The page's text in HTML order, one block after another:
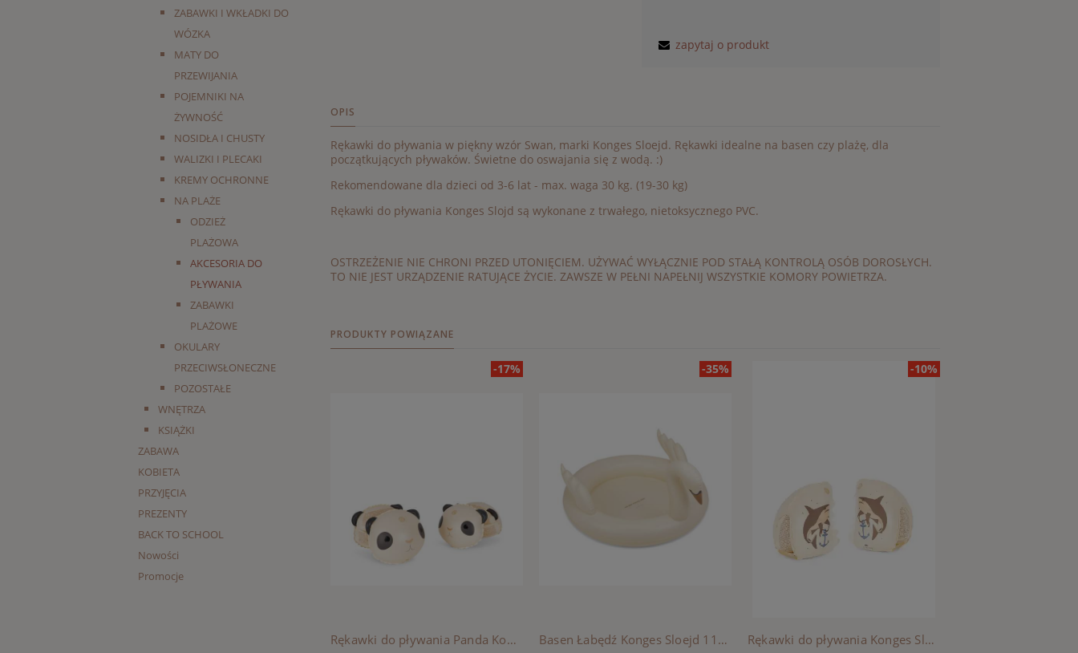
ZABAWKI I WKŁADKI DO
WÓZKA
MATY DO
PRZEWIJANIA
POJEMNIKI NA
ŻYWNOŚĆ
NOSIDŁA I CHUSTY
WALIZKI I PLECAKI
KREMY OCHRONNE
NA PLAŻE
ODZIEŻ
PLAŻOWA
AKCESORIA DO
PŁYWANIA
ZABAWKI
PLAŻOWE
OKULARY
PRZECIWSŁONECZNE
POZOSTAŁE
WNĘTRZA
KSIĄŻKI
ZABAWA
KOBIETA
PRZYJĘCIA
PREZENTY
BACK TO SCHOOL
Nowości
Promocje
zapytaj o produkt
OPIS
Rękawki do pływania w piękny wzór Swan, marki Konges Sloejd. Rękawki idealne na basen czy plażę, dla
początkujących pływaków. Świetne do oswajania się z wodą. :)
Rekomendowane dla dzieci od 3-6 lat - max. waga 30 kg. (19-30 kg)
Rękawki do pływania Konges Slojd są wykonane z trwałego, nietoksycznego PVC.
OSTRZEŻENIE NIE CHRONI PRZED UTONIĘCIEM. UŻYWAĆ WYŁĄCZNIE POD STAŁĄ KONTROLĄ OSÓB DOROSŁYCH.
TO NIE JEST URZĄDZENIE RATUJĄCE ŻYCIE. ZAWSZE W PEŁNI NAPEŁNIJ WSZYSTKIE KOMORY POWIETRZA.
PRODUKTY POWIĄZANE
-17%
Rękawki do pływania Panda Konges Sloejd - CREAM OFF WHITE
-35%
Basen Łabędź Konges Sloejd 110cm - CREAM OFF WHITE
-10%
Rękawki do pływania Konges Sloejd - SHARK ATTACK